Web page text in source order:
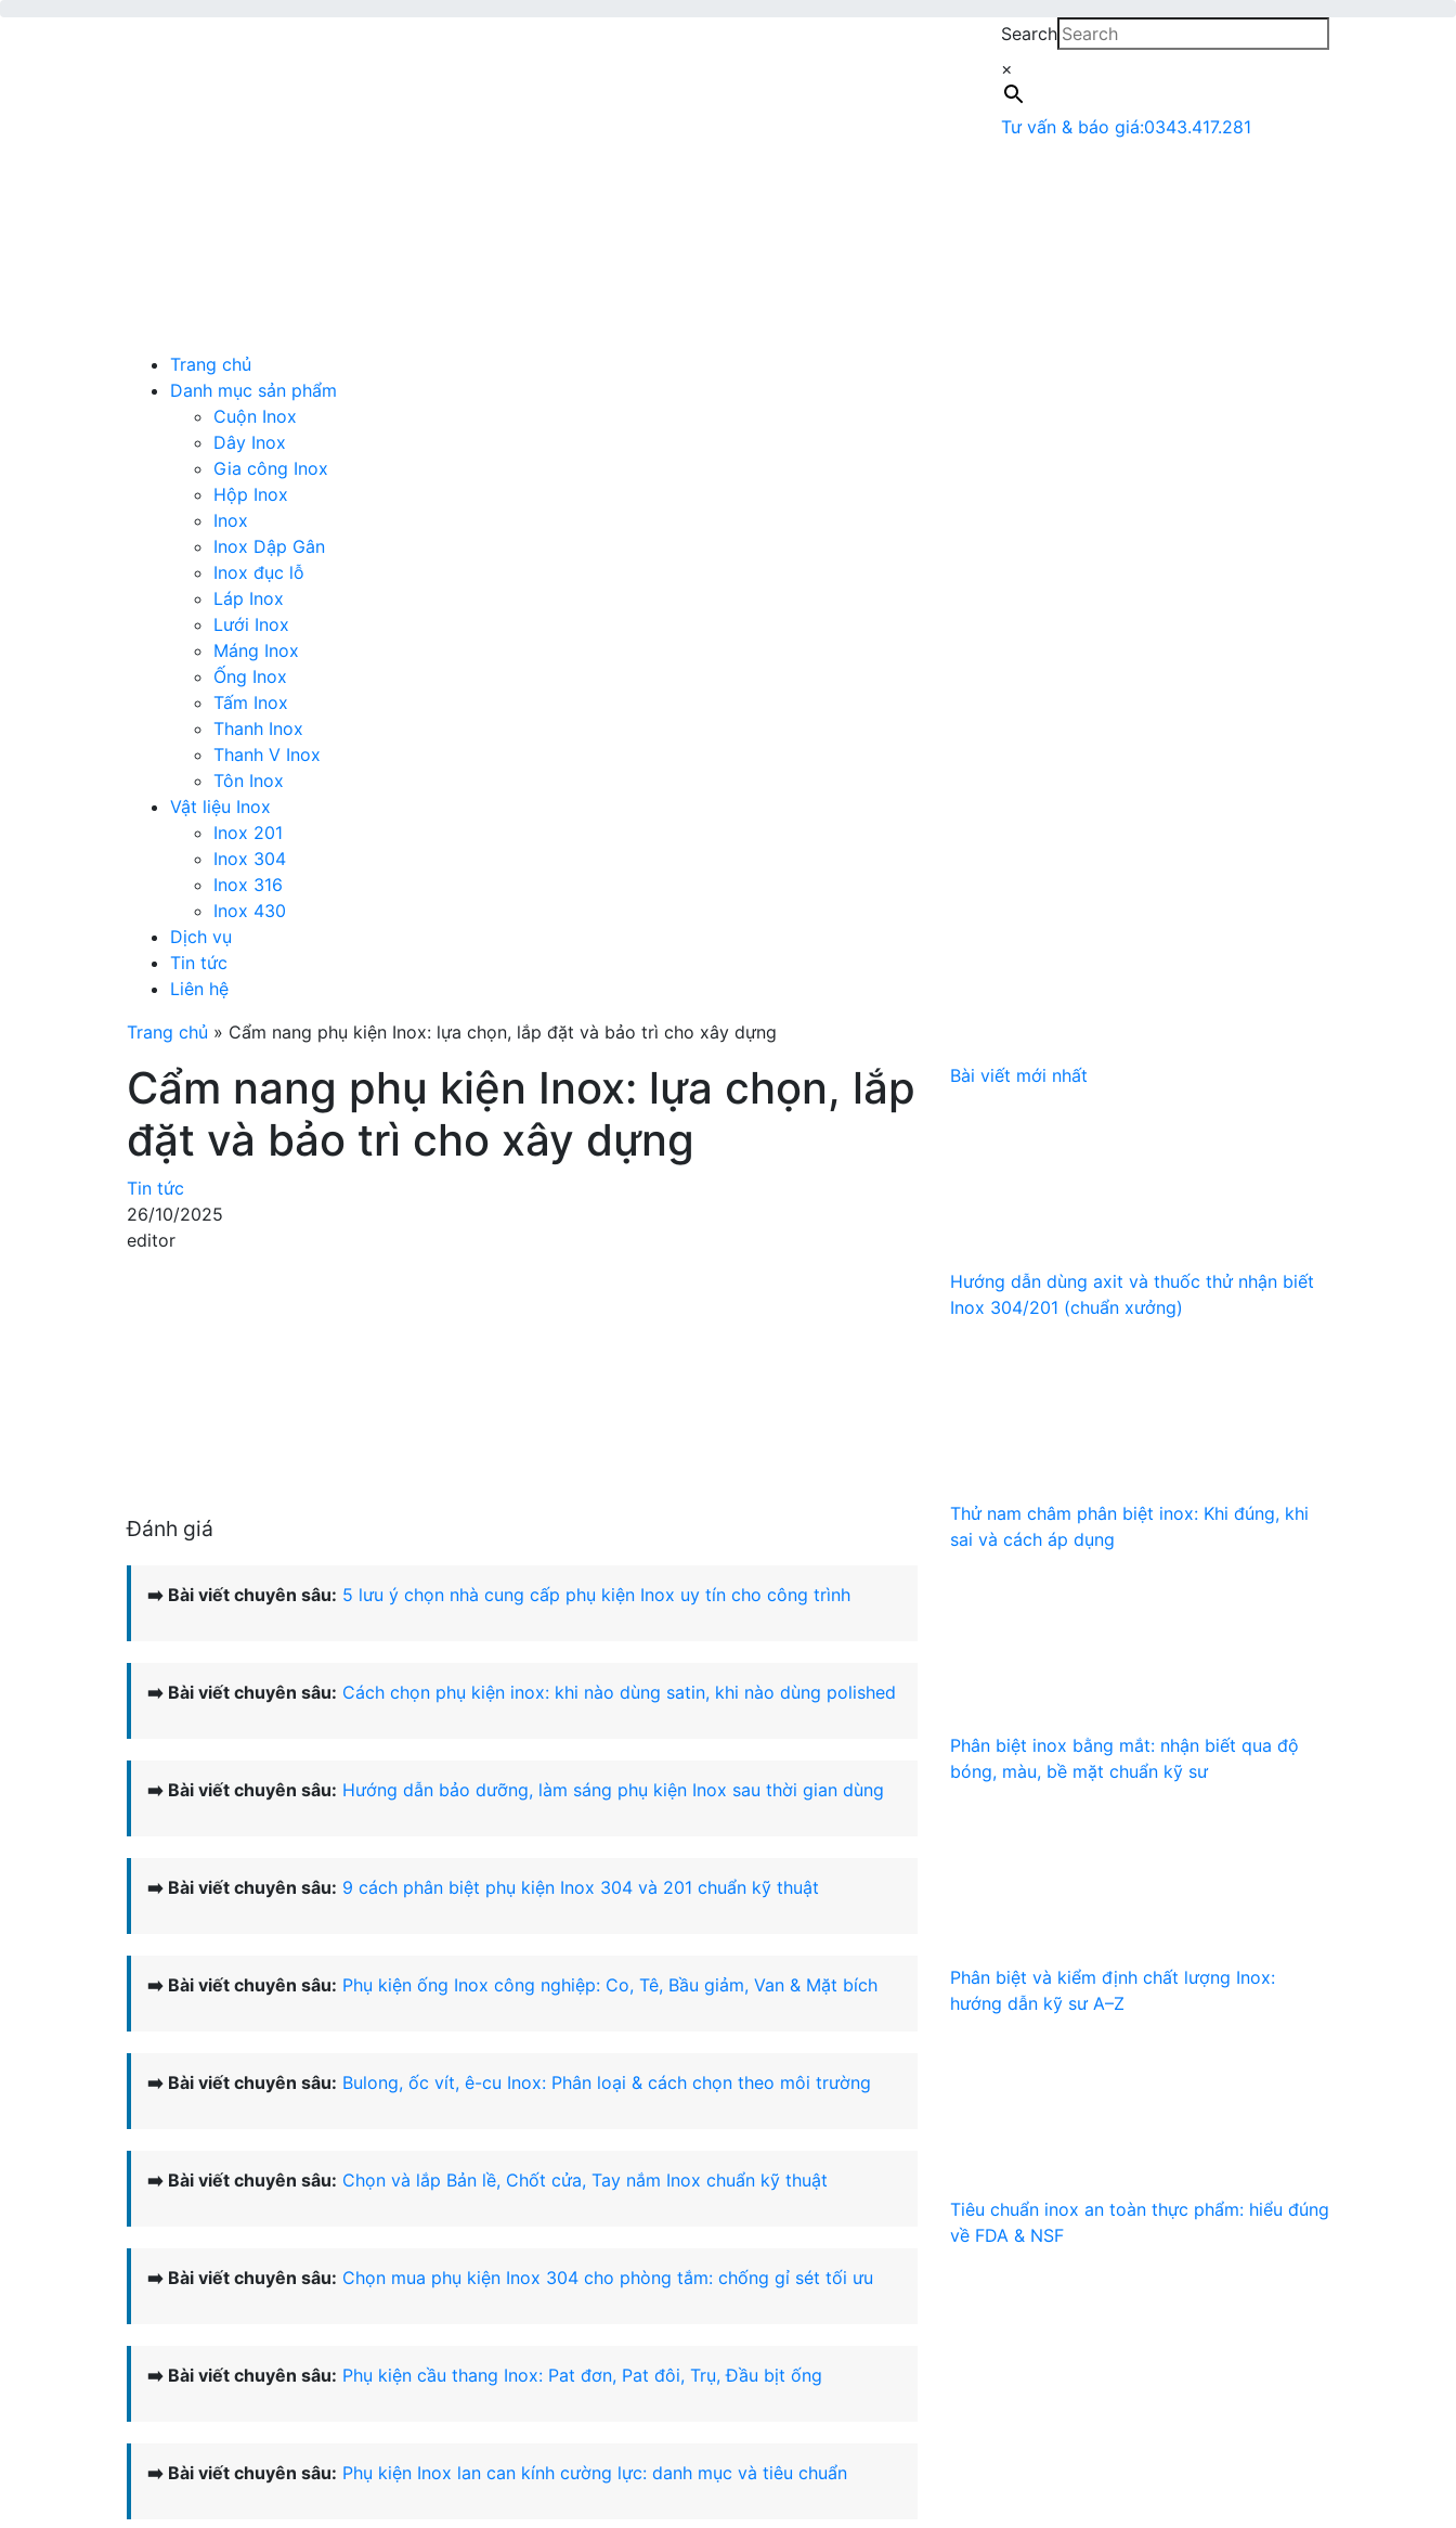
Search
×
Tư vấn & báo giá:0343.417.281
Trang chủ
Danh mục sản phẩm
Cuộn Inox
Dây Inox
Gia công Inox
Hộp Inox
Inox
Inox Dập Gân
Inox đục lỗ
Láp Inox
Lưới Inox
Máng Inox
Ống Inox
Tấm Inox
Thanh Inox
Thanh V Inox
Tôn Inox
Vật liệu Inox
Inox 201
Inox 304
Inox 316
Inox 430
Dịch vụ
Tin tức
Liên hệ
Trang chủ » Cẩm nang phụ kiện Inox: lựa chọn, lắp đặt và bảo trì cho xây dựng
Cẩm nang phụ kiện Inox: lựa chọn, lắp
đặt và bảo trì cho xây dựng
Tin tức
26/10/2025
editor
Đánh giá
➡️ Bài viết chuyên sâu: 5 lưu ý chọn nhà cung cấp phụ kiện Inox uy tín cho công trình
➡️ Bài viết chuyên sâu: Cách chọn phụ kiện inox: khi nào dùng satin, khi nào dùng polished
➡️ Bài viết chuyên sâu: Hướng dẫn bảo dưỡng, làm sáng phụ kiện Inox sau thời gian dùng
➡️ Bài viết chuyên sâu: 9 cách phân biệt phụ kiện Inox 304 và 201 chuẩn kỹ thuật
➡️ Bài viết chuyên sâu: Phụ kiện ống Inox công nghiệp: Co, Tê, Bầu giảm, Van & Mặt bích
➡️ Bài viết chuyên sâu: Bulong, ốc vít, ê-cu Inox: Phân loại & cách chọn theo môi trường
➡️ Bài viết chuyên sâu: Chọn và lắp Bản lề, Chốt cửa, Tay nắm Inox chuẩn kỹ thuật
➡️ Bài viết chuyên sâu: Chọn mua phụ kiện Inox 304 cho phòng tắm: chống gỉ sét tối ưu
➡️ Bài viết chuyên sâu: Phụ kiện cầu thang Inox: Pat đơn, Pat đôi, Trụ, Đầu bịt ống
➡️ Bài viết chuyên sâu: Phụ kiện Inox lan can kính cường lực: danh mục và tiêu chuẩn
Bài viết mới nhất
Hướng dẫn dùng axit và thuốc thử nhận biết
Inox 304/201 (chuẩn xưởng)
Thử nam châm phân biệt inox: Khi đúng, khi
sai và cách áp dụng
Phân biệt inox bằng mắt: nhận biết qua độ
bóng, màu, bề mặt chuẩn kỹ sư
Phân biệt và kiểm định chất lượng Inox:
hướng dẫn kỹ sư A–Z
Tiêu chuẩn inox an toàn thực phẩm: hiểu đúng
về FDA & NSF